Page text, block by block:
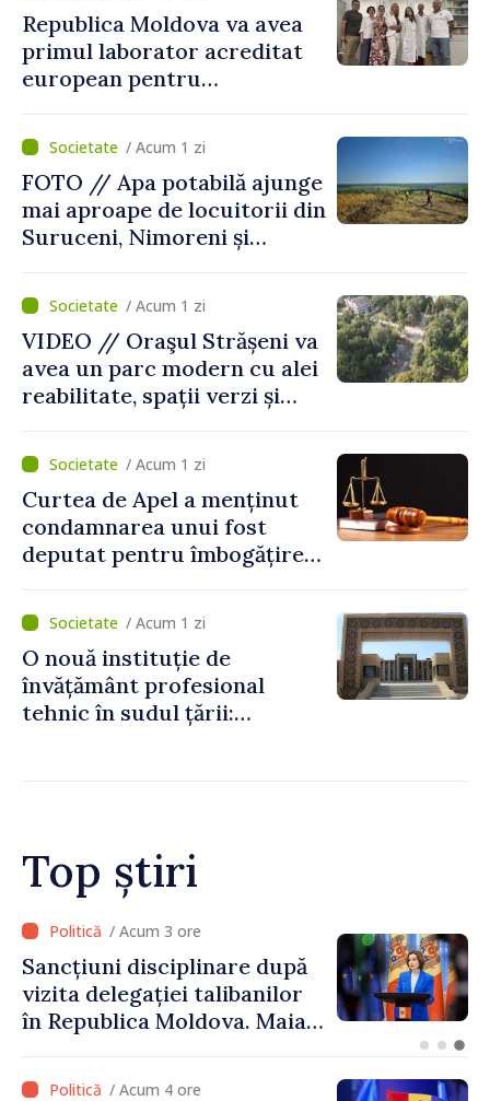
Republica Moldova va avea
primul laborator acreditat
european pentru
viței-de-vie
/ Acum 1 zi
FOTO // Apa potabilă ajunge
mai aproape de locuitorii din
Suruceni, Nimoreni și
/ Acum 1 zi
VIDEO // Oraşul Strășeni va
avea un parc modern cu alei
reabilitate, spații verzi și
/ Acum 1 zi
Curtea de Apel a menținut
condamnarea unui fost
deputat pentru îmbogățire
statului peste 2,4 milioane
de lei
/ Acum 1 zi
O nouă instituție de
învățământ profesional
tehnic în sudul țării:
Top știri
/ Acum 2 ore
Adunarea Populară a
Găgăuziei trebuie să aibă un
mandat deplin. Președinta
libere și corecte””
/ Acum 4 ore